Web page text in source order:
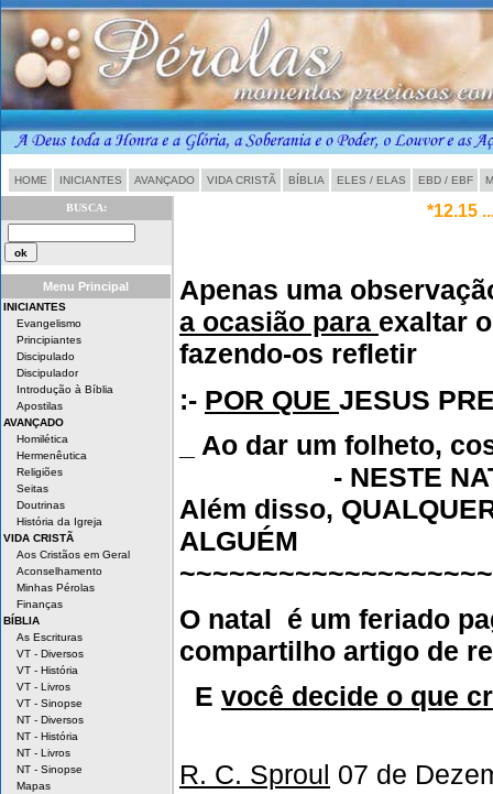
HOME INICIANTES AVANÇADO VIDA CRISTÃ BÍBLIA ELES / ELAS EBD / EBF
BUSCA:
Menu Principal
INICIANTES
Evangelismo
Principiantes
Discipulado
Discipulador
Introdução à Bíblia
Apostilas
AVANÇADO
Homilética
Hermenêutica
Religiões
Seitas
Doutrinas
História da Igreja
VIDA CRISTÃ
Aos Cristãos em Geral
Aconselhamento
Minhas Pérolas
Finanças
BÍBLIA
As Escrituras
VT - Diversos
VT - História
VT - Livros
VT - Sinopse
NT - Diversos
NT - História
NT - Livros
NT - Sinopse
Mapas
*12.15
Apenas uma
a ocasião para exaltar
fazendo-os refletir
:- POR QUE JESUS
_ Ao dar um folheto,
- NESTE NATAL,
Além disso,
ALGUÉM
O natal é um feriado
compartilho artigo de
E você decide o que
R. C. Sproul 07 de